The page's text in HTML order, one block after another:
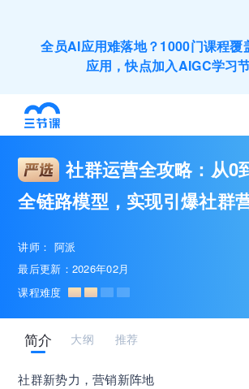
全员AI应用难落地？1000门课程覆
应用，快点加入AIGC学习
200+门DeepSeek应用课程免费体
培训人只给员工找学习资源，却忘
提升？90天免费学习期限只为培
出海业务到底要落地哪些国家才合适
扶持政策均在这里能找到
企业正处于快速成长期，但员工能
8000门课程解决成长型企业所有岗
社群运营全攻略：从0
全链路模型，实现引爆社群
讲师： 阿派
最后更新：2026年02月
课程难度
简介 大纲 推荐
社群新势力，营销新阵地